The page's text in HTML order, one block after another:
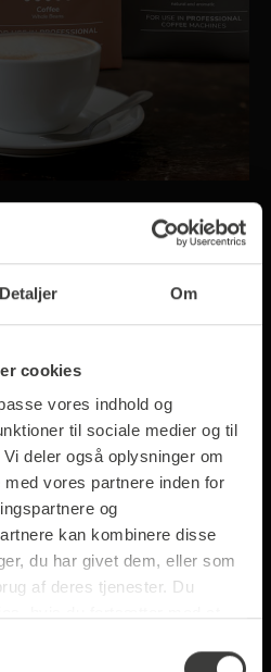
Detaljer Om
cookies
vores indhold og
til sociale medier og til
deler også oplysninger om
vores partnere inden for
og
kan kombinere disse
du har givet dem, eller som
af deres tjenester. Du